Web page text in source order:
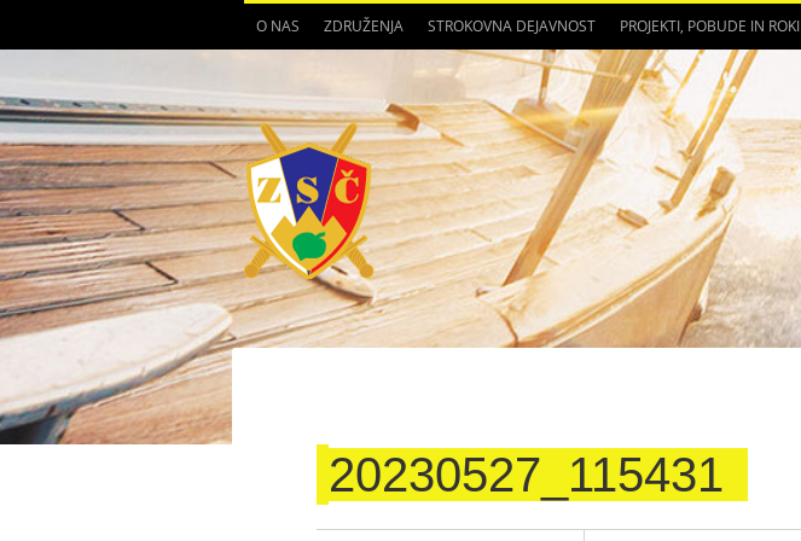
O NAS ZDRUŽENJA STROKOVNA DEJAVNOST PROJEKTI, POBUDE IN ROKI
20230527_115431